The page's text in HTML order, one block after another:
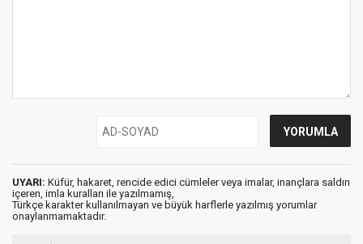
UYARI: Küfür, hakaret, rencide edici cümleler veya imalar, inançlara saldırı
içeren, imla kuralları ile yazılmamış,
Türkçe karakter kullanılmayan ve büyük harflerle yazılmış yorumlar
onaylanmamaktadır.